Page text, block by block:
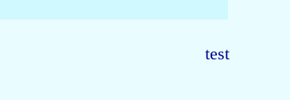
test